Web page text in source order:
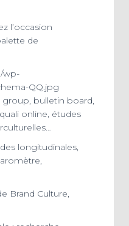
l’occasion
de
wp-
QQ.jpg
group, bulletin board,
online, études
longitudinales,
Brand Culture,